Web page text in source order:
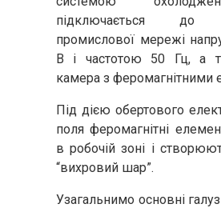
підключається до
промислової мережі
В і частотою 50 Гц, а
камера з феромагнітними
Під дією обертового
поля феромагнітні
в робочій зоні і
“вихровий шар”.
Узагальнимо основні